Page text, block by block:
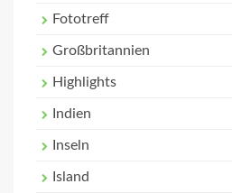
Fototreff
Großbritannien
Highlights
Indien
Inseln
Island